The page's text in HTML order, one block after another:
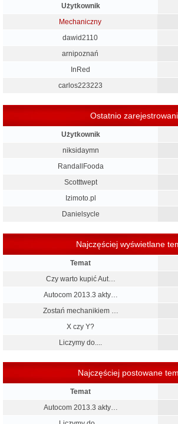
Użytkownik
Mechaniczny
dawid2110
arnipoznań
InRed
carlos223223
Ostatnio zarejestrowani
Użytkownik
niksidaymn
RandallFooda
Scotttwept
Izimoto.pl
Danielsycle
Najczęściej wyświetlane
Temat
Czy warto kupić Aut…
Autocom 2013.3 akty…
Zostań mechanikiem …
X czy Y?
Liczymy do....
Najczęściej postowane
Temat
Autocom 2013.3 akty…